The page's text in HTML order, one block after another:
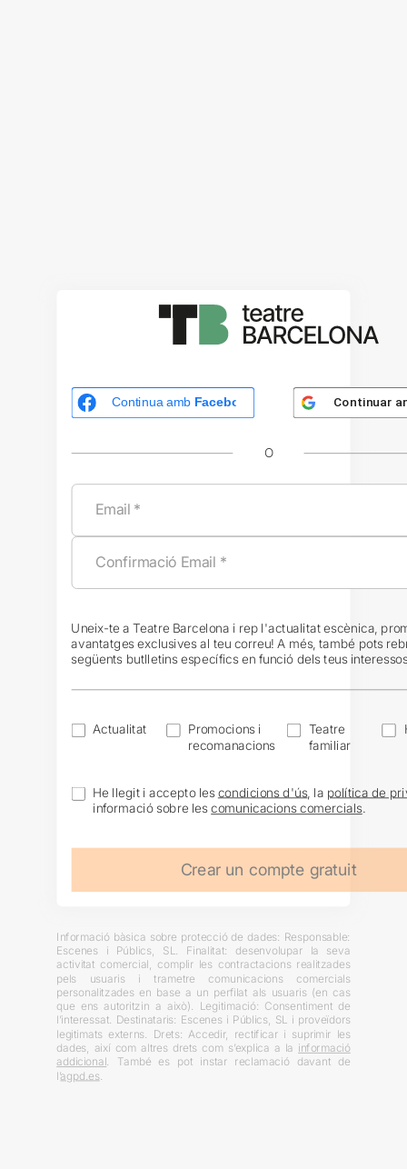
Continua amb Facebook Continuar
O
Uneix-te a Teatre Barcelona i rep l'actualitat escènica,
avantatges exclusives al teu correu! A més, també pots
següents butlletins específics en funció dels teus
Actualitat
Promocions i
recomanacions
Teatre
familiar
He llegit i accepto lescondicions d'ús, la política de
informació sobre lescomunicacions comercials.
Crear un compte gratuit
Informació bàsica sobre protecció de dades: Responsable:
Escenes i Públics, SL. Finalitat: desenvolupar la seva
activitat comercial, complir les contractacions realitzades
pels usuaris i trametre comunicacions comercials
personalitzades en base a un perfilat als usuaris (en cas
que ens autoritzin a això). Legitimació: Consentiment de
l’interessat. Destinataris: Escenes i Públics, SL i proveïdors
legitimats externs. Drets: Accedir, rectificar i suprimir les
dades, així com altres drets com s’explica a la informació
addicional. També es pot instar reclamació davant de
l’agpd.es.